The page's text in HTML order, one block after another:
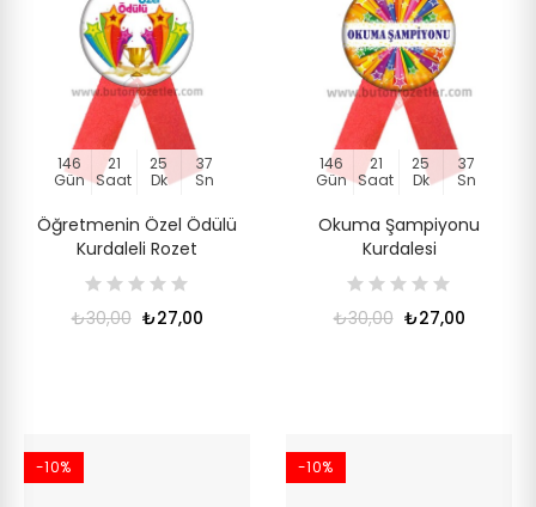
146
Gün
21
Saat
25
Dk
36
Sn
Öğretmenin Özel Ödülü
Kurdaleli Rozet
₺30,00 ₺27,00
146
Gün
21
Saat
25
Dk
36
Sn
Okuma Şampiyonu
Kurdalesi
₺30,00 ₺27,00
-10% -10%